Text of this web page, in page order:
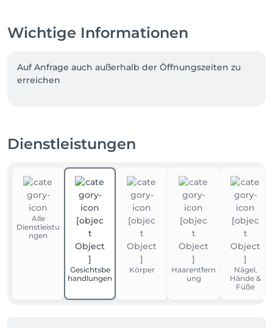
Wichtige Informationen
Auf Anfrage auch außerhalb der Öffnungszeiten zu
erreichen
Dienstleistungen
Alle
Dienstleistu
ngen
Gesichtsbe
handlungen
Körper
Haarentfern
ung
Nägel,
Hände &
Füße